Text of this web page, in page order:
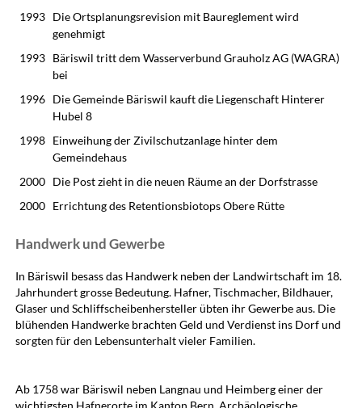
1993
Die Ortsplanungsrevision mit Baureglement wird
genehmigt
1993
Bäriswil tritt dem Wasserverbund Grauholz AG (WAGRA)
bei
1996
Die Gemeinde Bäriswil kauft die Liegenschaft Hinterer
Hubel 8
1998
Einweihung der Zivilschutzanlage hinter dem
Gemeindehaus
2000
Die Post zieht in die neuen Räume an der Dorfstrasse
2000
Errichtung des Retentionsbiotops Obere Rütte
Handwerk und Gewerbe
In Bäriswil besass das Handwerk neben der Landwirtschaft im 18.
Jahrhundert grosse Bedeutung. Hafner, Tischmacher, Bildhauer,
Glaser und Schliffscheibenhersteller übten ihr Gewerbe aus. Die
blühenden Handwerke brachten Geld und Verdienst ins Dorf und
sorgten für den Lebensunterhalt vieler Familien.
Ab 1758 war Bäriswil neben Langnau und Heimberg einer der